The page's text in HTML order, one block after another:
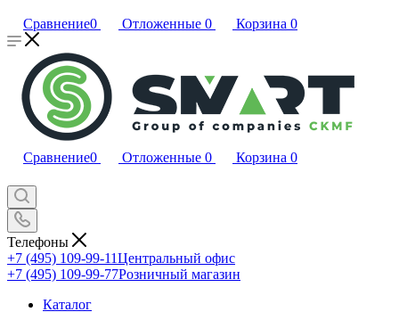
Сравнение0 Отложенные 0 Корзина 0
Сравнение0 Отложенные 0 Корзина 0
Телефоны
+7 (495) 109-99-11Центральный офис
+7 (495) 109-99-77Розничный магазин
Каталог